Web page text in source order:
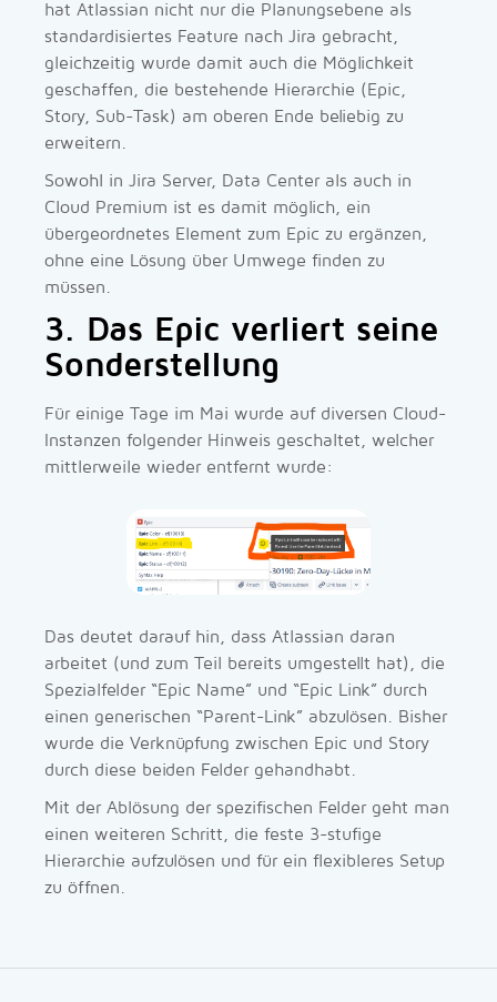
hat Atlassian nicht nur die Planungsebene als
standardisiertes Feature nach Jira gebracht,
gleichzeitig wurde damit auch die Möglichkeit
geschaffen, die bestehende Hierarchie (Epic,
Story, Sub-Task) am oberen Ende beliebig zu
erweitern.
Sowohl in Jira Server, Data Center als auch in
Cloud Premium ist es damit möglich, ein
übergeordnetes Element zum Epic zu ergänzen,
ohne eine Lösung über Umwege finden zu
müssen.
3. Das Epic verliert seine
Sonderstellung
Für einige Tage im Mai wurde auf diversen Cloud-
Instanzen folgender Hinweis geschaltet, welcher
mittlerweile wieder entfernt wurde:
Das deutet darauf hin, dass Atlassian daran
arbeitet (und zum Teil bereits umgestellt hat), die
Spezialfelder “Epic Name” und “Epic Link” durch
einen generischen “Parent-Link” abzulösen. Bisher
wurde die Verknüpfung zwischen Epic und Story
durch diese beiden Felder gehandhabt.
Mit der Ablösung der spezifischen Felder geht man
einen weiteren Schritt, die feste 3-stufige
Hierarchie aufzulösen und für ein flexibleres Setup
zu öffnen.